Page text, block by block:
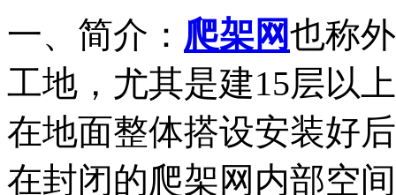
一、简介： 爬架网也称
工地，尤其是建15层以
在地面整体搭设安装好
在封闭的爬架网内部空